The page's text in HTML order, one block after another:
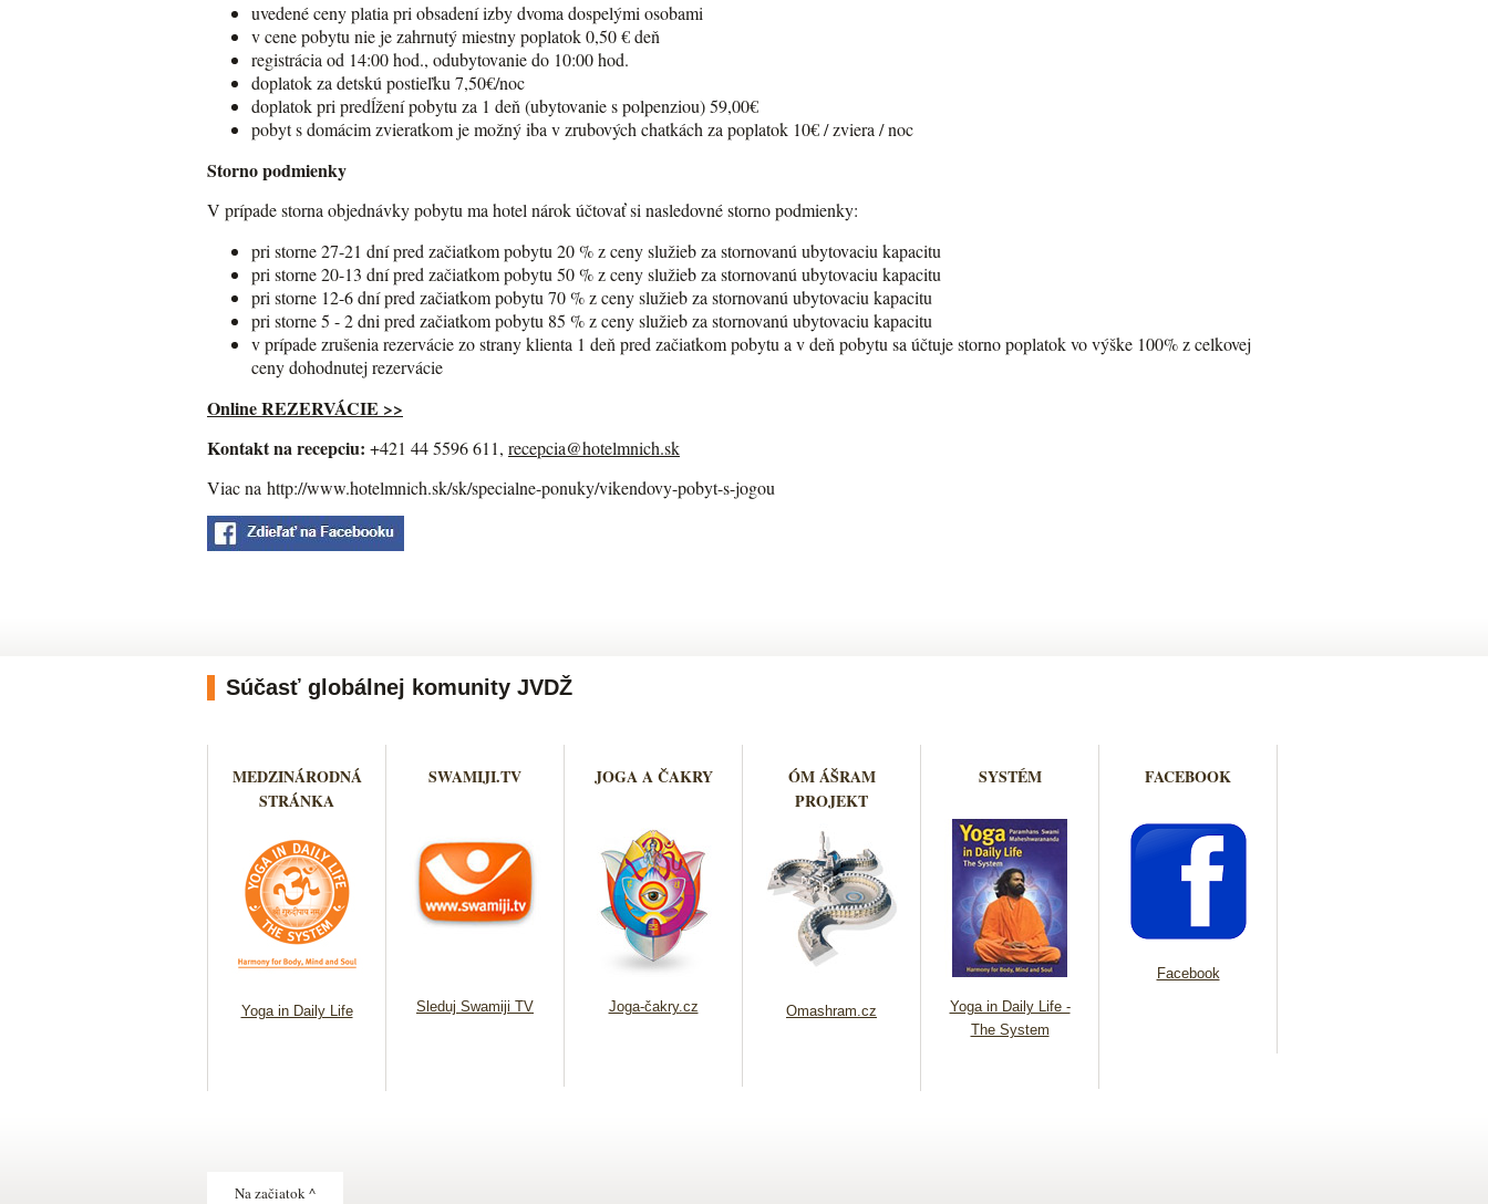
uvedené ceny platia pri obsadení izby dvoma dospelými osobami
v cene pobytu nie je zahrnutý miestny poplatok 0,50 € deň
registrácia od 14:00 hod., odubytovanie do 10:00 hod.
doplatok za detskú postieľku 7,50€/noc
doplatok pri predĺžení pobytu za 1 deň (ubytovanie s polpenziou) 59,00€
pobyt s domácim zvieratkom je možný iba v zrubových chatkách za poplatok 10€ / zviera / noc
Storno podmienky
V prípade storna objednávky pobytu ma hotel nárok účtovať si nasledovné storno podmienky:
pri storne 27-21 dní pred začiatkom pobytu 20 % z ceny služieb za stornovanú ubytovaciu kapacitu
pri storne 20-13 dní pred začiatkom pobytu 50 % z ceny služieb za stornovanú ubytovaciu kapacitu
pri storne 12-6 dní pred začiatkom pobytu 70 % z ceny služieb za stornovanú ubytovaciu kapacitu
pri storne 5 - 2 dni pred začiatkom pobytu 85 % z ceny služieb za stornovanú ubytovaciu kapacitu
v prípade zrušenia rezervácie zo strany klienta 1 deň pred začiatkom pobytu a v deň pobytu sa účtuje storno poplatok vo výške 100% z celkovej
ceny dohodnutej rezervácie
Online REZERVÁCIE >>
Kontakt na recepciu: +421 44 5596 611, recepcia@hotelmnich.sk
Viac na http://www.hotelmnich.sk/sk/specialne-ponuky/vikendovy-pobyt-s-jogou
Súčasť globálnej komunity JVDŽ
MEDZINÁRODNÁ
STRÁNKA
Yoga in Daily Life
SWAMIJI.TV
Sleduj Swamiji TV
JOGA A ČAKRY
Joga-čakry.cz
ÓM ÁŠRAM
PROJEKT
Omashram.cz
SYSTÉM
Yoga in Daily Life -
The System
FACEBOOK
Facebook
Na začiatok ^